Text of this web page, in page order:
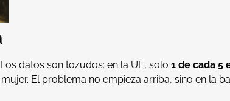
datos son tozudos: en la UE, solo 1 de cada 5
El problema no empieza arriba, sino en la